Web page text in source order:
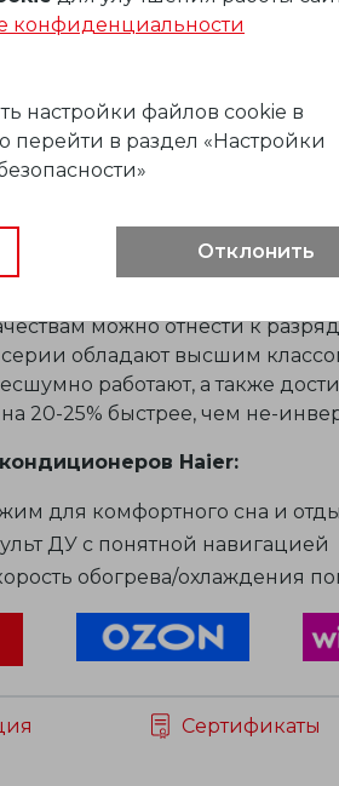
охлаждение
Haier Tundra с функцией
жилых, торговых и офисных
R410A.
автоматическую
функция защиты от коррозии
покрытие
Tundra представлены в
по принципу ON/OFF.
можно отнести к
обладают высшим
работают, а также
на 20-25% быстрее, чем не-
Haier:
для комфортного сна и
ДУ с понятной навигацией
обогрева/охлаждения
Сертификаты
конфиденциальности
настройки файлов cookie в
перейти в раздел «Настройки
Отклонить